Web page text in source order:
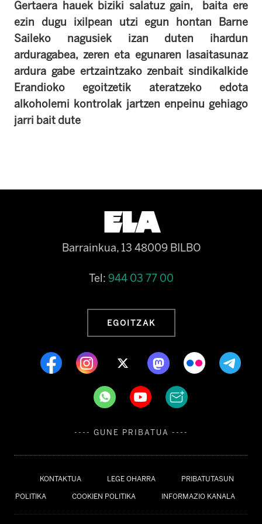
Gertaera hauek biziki salatuz gain, baita ere
ezin dugu ixilpean utzi egun hontan Barne
Saileko nagusiek izan duten ihardun
arduragabea, zeren eta egunaren lasaitasunaz
ardura gabe ertzaintzako zenbait sindikalkide
Erandioko egoitzetik ateratzeko edota
alkoholemi kontrolak jartzen enpeinu gehiago
jarri bait dute
KONTAKTUA LEGE OHARRA PRIBATUTASUN
POLITIKA COOKIEN POLITIKA INFORMAZIO KANALA
Barrainkua, 13 48009 BILBO
Tel: 944 03 77 00
EGOITZAK
---- GUNE PRIBATUA ----